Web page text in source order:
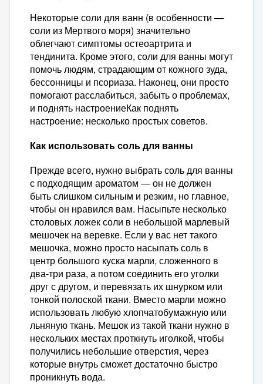
Некоторые соли для ванн (в особенности —
соли из Мертвого моря) значительно
облегчают симптомы остеоартрита и
тендинита. Кроме этого, соли для ванны могут
помочь людям, страдающим от кожного зуда,
бессонницы и псориаза. Наконец, они просто
помогают расслабиться, забыть о проблемах,
и поднять настроениеКак поднять
настроение: несколько простых советов.
Как использовать соль для ванны
Прежде всего, нужно выбрать соль для ванны
с подходящим ароматом — он не должен
быть слишком сильным и резким, но главное,
чтобы он нравился вам. Насыпьте несколько
столовых ложек соли в небольшой марлевый
мешочек на веревке. Если у вас нет такого
мешочка, можно просто насыпать соль в
центр большого куска марли, сложенного в
два-три раза, а потом соединить его уголки
друг с другом, и перевязать их шнурком или
тонкой полоской ткани. Вместо марли можно
использовать любую хлопчатобумажную или
льняную ткань. Мешок из такой ткани нужно в
нескольких местах проткнуть иголкой, чтобы
получились небольшие отверстия, через
которые внутрь сможет достаточно быстро
проникнуть вода.